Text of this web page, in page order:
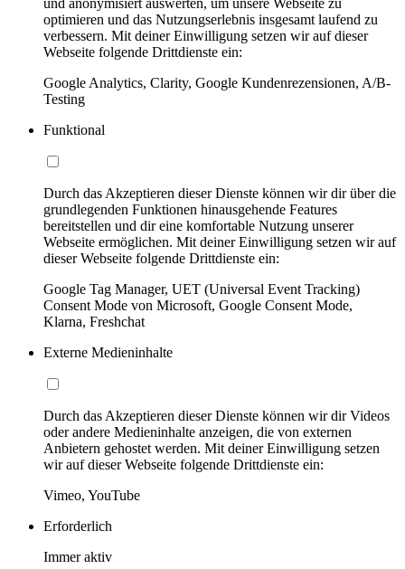
und anonymisiert auswerten, um unsere Webseite zu
optimieren und das Nutzungserlebnis insgesamt laufend zu
verbessern. Mit deiner Einwilligung setzen wir auf dieser
Webseite folgende Drittdienste ein:
Google Analytics, Clarity, Google Kundenrezensionen, A/B-
Testing
Funktional
Durch das Akzeptieren dieser Dienste können wir dir über die
grundlegenden Funktionen hinausgehende Features
bereitstellen und dir eine komfortable Nutzung unserer
Webseite ermöglichen. Mit deiner Einwilligung setzen wir auf
dieser Webseite folgende Drittdienste ein:
Google Tag Manager, UET (Universal Event Tracking)
Consent Mode von Microsoft, Google Consent Mode,
Klarna, Freshchat
Externe Medieninhalte
Durch das Akzeptieren dieser Dienste können wir dir Videos
oder andere Medieninhalte anzeigen, die von externen
Anbietern gehostet werden. Mit deiner Einwilligung setzen
wir auf dieser Webseite folgende Drittdienste ein:
Vimeo, YouTube
Erforderlich
Immer aktiv